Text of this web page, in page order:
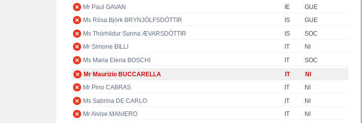
Mr Paul GAVAN
IE
GUE
Ms Rósa Björk BRYNJÓLFSDÓTTIR
IS
GUE
Ms Thórhildur Sunna ÆVARSDÓTTIR
IS
SOC
Mr Simone BILLI
IT
NI
Ms Maria Elena BOSCHI
IT
SOC
Mr Maurizio BUCCARELLA
IT
NI
Mr Pino CABRAS
IT
NI
Ms Sabrina DE CARLO
IT
NI
Mr Alvise MANIERO
IT
NI